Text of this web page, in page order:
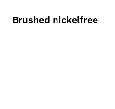
Brushed nickelfree